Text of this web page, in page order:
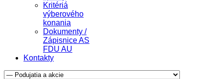
Kritériá
výberového
konania
Dokumenty /
Zápisnice AS
FDU AU
Kontakty